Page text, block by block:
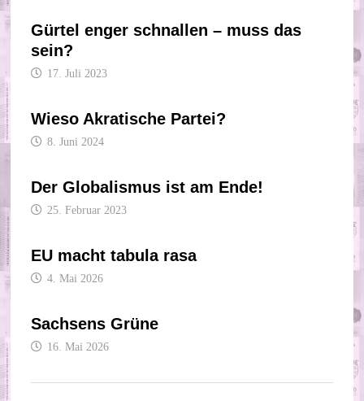
Gürtel enger schnallen – muss das
sein?
17. Juli 2023
Wieso Akratische Partei?
8. Juni 2024
Der Globalismus ist am Ende!
25. Februar 2023
EU macht tabula rasa
4. Mai 2026
Sachsens Grüne
16. Mai 2026